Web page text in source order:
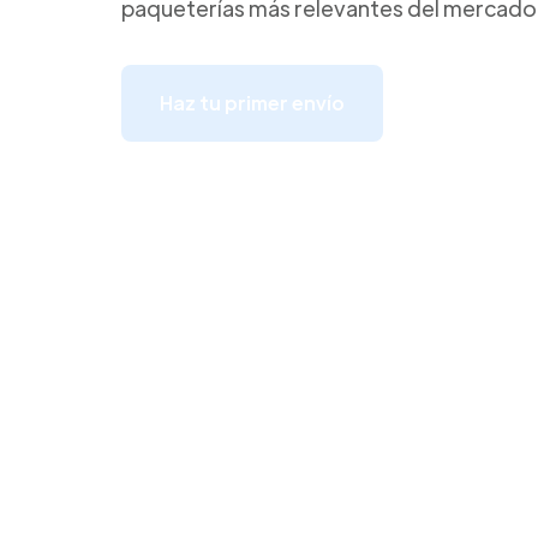
paqueterías más relevantes del
Haz tu primer envío